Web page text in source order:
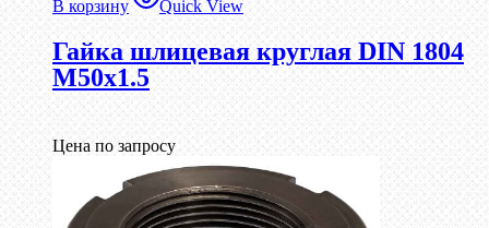
В корзину Quick View
Гайка шлицевая круглая DIN 1804
М50х1.5
Цена по запросу